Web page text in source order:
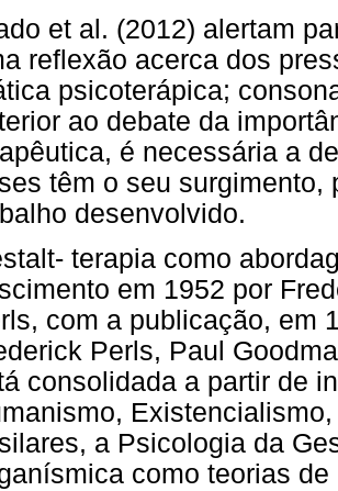
et al. (2012) alertam
reflexão acerca dos
psicoterápica;
ao debate da
é necessária a
têm o seu
desenvolvido.
terapia como
em 1952 por
com a publicação, em
Perls, Paul
consolidada a partir de
a Psicologia da
como teorias